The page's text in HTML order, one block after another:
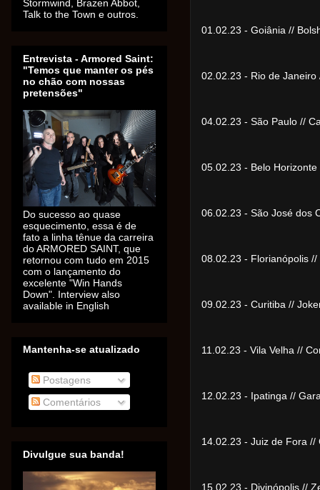
01.02.23 - Goiânia //
02.02.23 - Rio de Janeiro
04.02.23 - São Paulo //
05.02.23 - Belo
06.02.23 - São José dos
08.02.23 - Florianópolis //
09.02.23 - Curitiba //
11.02.23 - Vila Velha //
12.02.23 - Ipatinga //
14.02.23 - Juiz de Fora //
15.02.23 - Divinópolis //
Stormwind, Brazen Abbot,
Talk to the Town e outros.
Entrevista - Armored Saint:
"Temos que manter os pés
no chão com nossas
pretensões"
Do sucesso ao quase
esquecimento, essa é de
fato a linha tênue da carreira
do ARMORED SAINT, que
retornou com tudo em 2015
com o lançamento do
excelente "Win Hands
Down". Interview also
available in English
Mantenha-se atualizado
Postagens
Comentários
Divulgue sua banda!